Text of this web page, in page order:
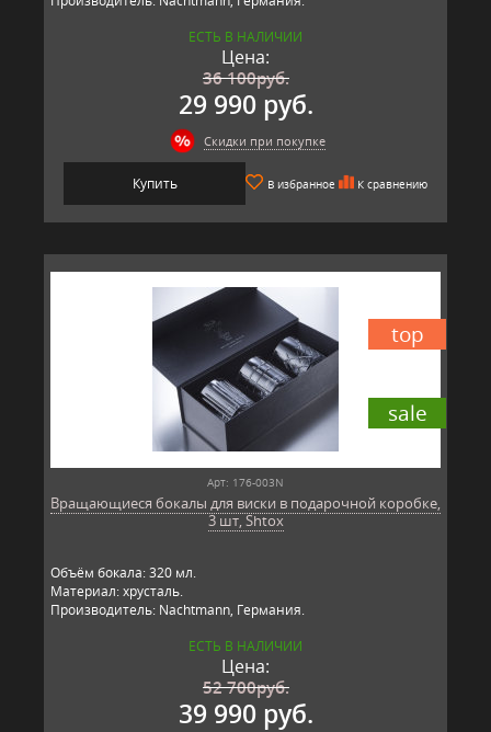
ЕСТЬ В НАЛИЧИИ
Цена:
36 100руб.
29 990 руб.
Скидки при покупке
Купить В избранное К сравнению
sale
top
Арт: 176-003N
Вращающиеся бокалы для виски в подарочной коробке,
3 шт, Shtox
Объём бокала: 320 мл.
Материал: хрусталь.
Производитель: Nachtmann, Германия.
ЕСТЬ В НАЛИЧИИ
Цена:
52 700руб.
39 990 руб.